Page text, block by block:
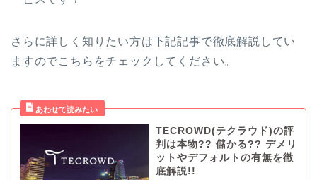
さらに詳しく知りたい方は下記記事で徹底解説してい
ますのでこちらをチェックしてください。
TECROWD(テクラウド)の評
判は本物?? 儲かる?? デメリ
ットやデフォルトの有無を徹
底解説!!